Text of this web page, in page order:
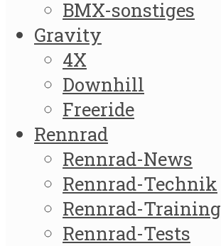
BMX-sonstiges
Gravity
4X
Downhill
Freeride
Rennrad
Rennrad-News
Rennrad-Technik
Rennrad-Training
Rennrad-Tests